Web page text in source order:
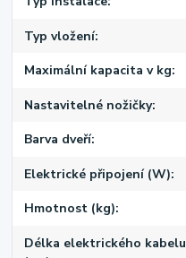
Typ vložení
Maximální kapacita v kg
Nastavitelné nožičky
Barva dveří
Elektrické připojení (W)
Hmotnost (kg)
Délka elektrického kabelu